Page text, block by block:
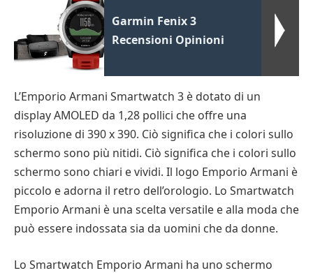
Garmin Fenix 3
Recensioni Opinioni
L’Emporio Armani Smartwatch 3 è dotato di un
display AMOLED da 1,28 pollici che offre una
risoluzione di 390 x 390. Ciò significa che i colori sullo
schermo sono più nitidi. Ciò significa che i colori sullo
schermo sono chiari e vividi. Il logo Emporio Armani è
piccolo e adorna il retro dell’orologio. Lo Smartwatch
Emporio Armani è una scelta versatile e alla moda che
può essere indossata sia da uomini che da donne.
Lo Smartwatch Emporio Armani ha uno schermo